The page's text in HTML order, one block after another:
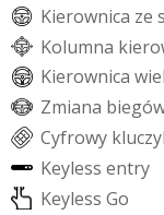
Kierownica ze s
Kolumna kiero
Kierownica wiel
Zmiana biegó
Cyfrowy kluczy
Keyless entry
Keyless Go